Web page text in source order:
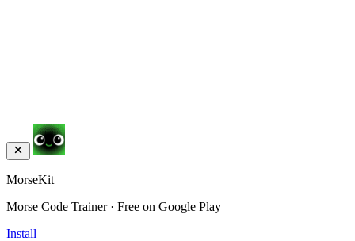
MorseKit
Morse Code Trainer · Free on Google Play
Install